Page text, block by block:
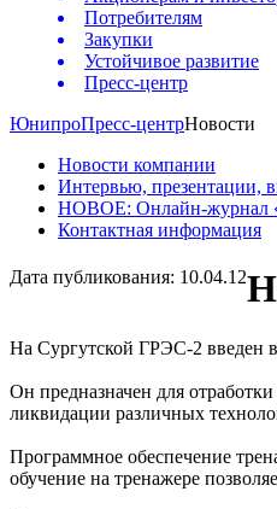
Потребителям
Закупки
Устойчивое развитие
Пресс-центр
ЮнипроПресс-центрНовости
Новости компании
Интервью, презентации,
НОВОЕ: Онлайн-журнал
Контактная информация
Дата публикования: 10.04.12
На Сургутской ГРЭС-2 введен
Он предназначен для
ликвидации различных
Программное обеспечение
обучение на тренажере